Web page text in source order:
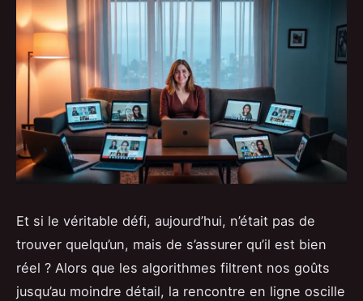
Et si le véritable défi, aujourd’hui, n’était pas de
trouver quelqu’un, mais de s’assurer qu’il est bien
réel ? Alors que les algorithmes filtrent nos goûts
jusqu’au moindre détail, la rencontre en ligne oscille